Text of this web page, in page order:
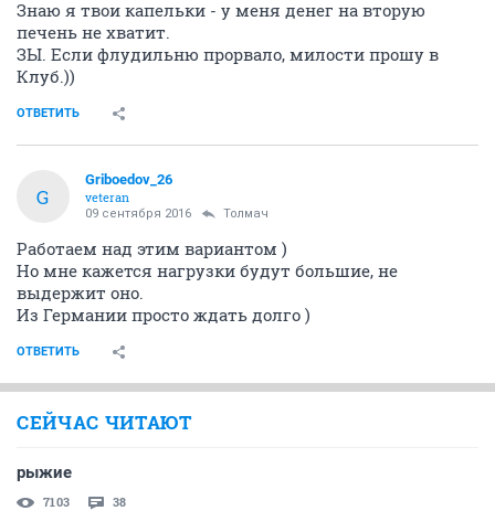
Знаю я твои капельки - у меня денег на вторую
печень не хватит.
ЗЫ. Если флудильню прорвало, милости прошу в
Клуб.))
ОТВЕТИТЬ
G
Griboedov_26
veteran
09 сентября 2016 Толмач
Работаем над этим вариантом )
Но мне кажется нагрузки будут большие, не
выдержит оно.
Из Германии просто ждать долго )
ОТВЕТИТЬ
СЕЙЧАС ЧИТАЮТ
рыжие
7103 38